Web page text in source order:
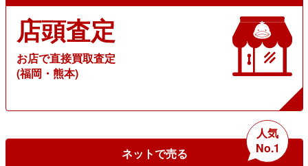
店頭査定
お店で直接買取査定
(福岡・熊本)
ネットで売る
人気
No.1